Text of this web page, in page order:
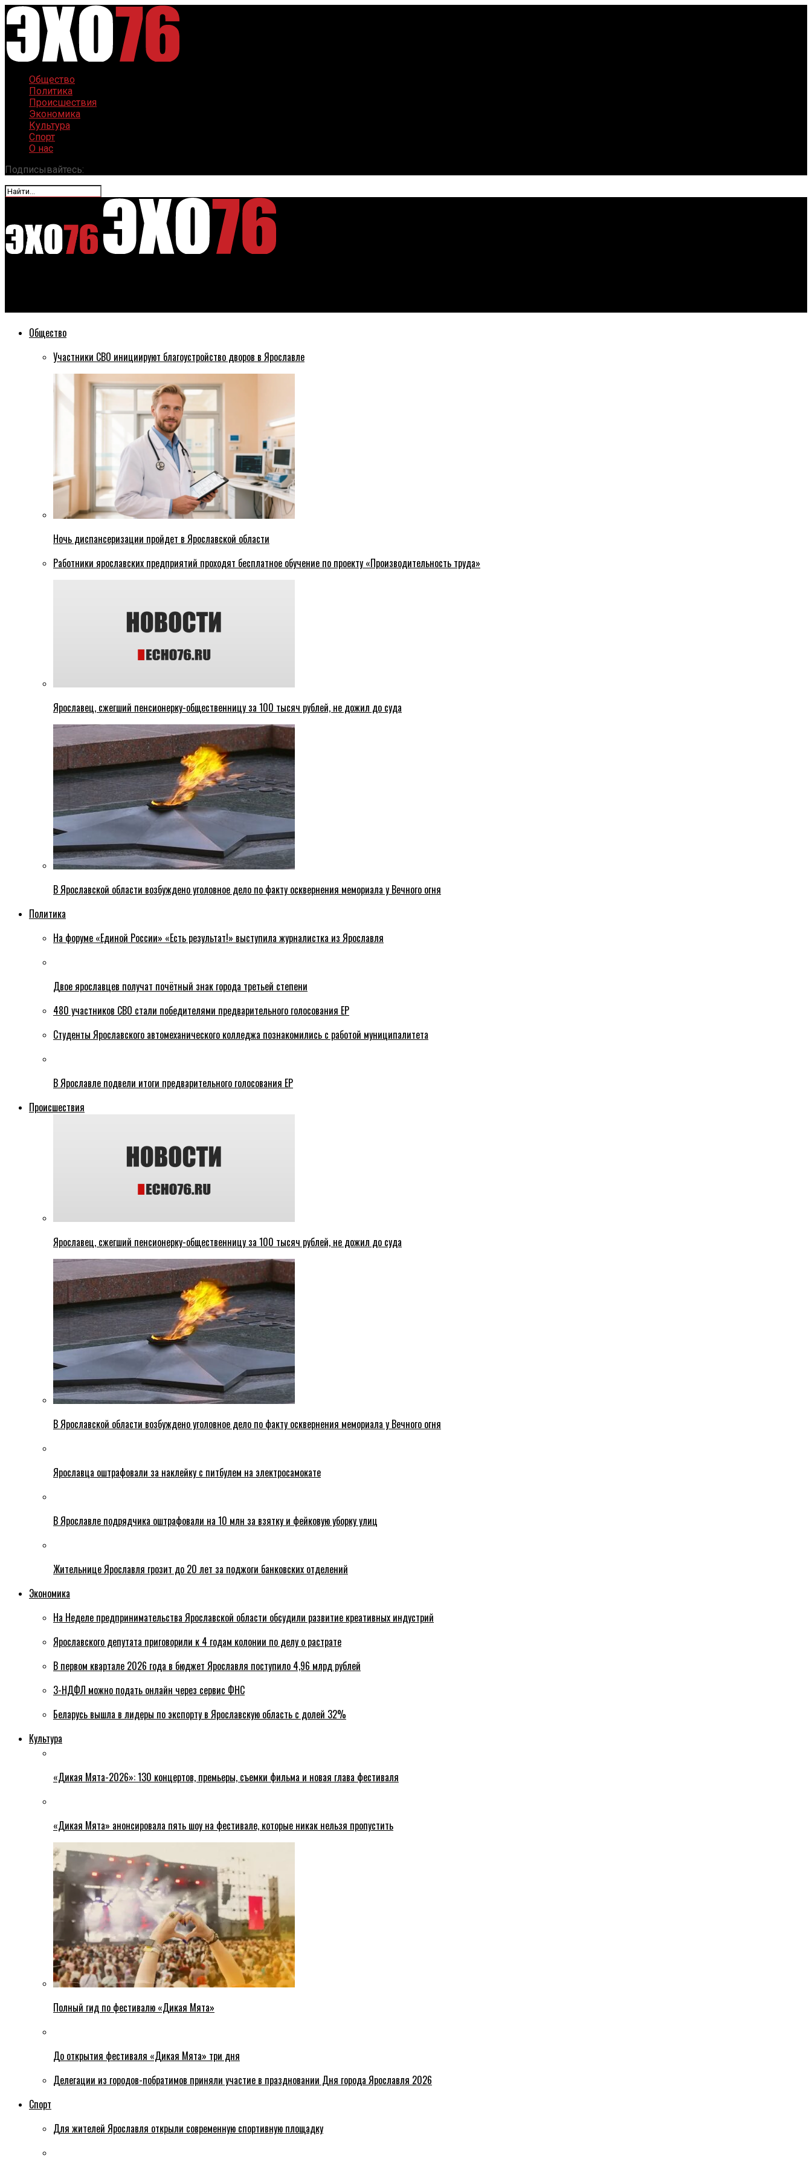
Общество
Политика
Происшествия
Экономика
Культура
Спорт
О нас
Подписывайтесь:
Общество
Участники СВО инициируют благоустройство дворов в Ярославле
Ночь диспансеризации пройдет в Ярославской области
Работники ярославских предприятий проходят бесплатное обучение по проекту «Производительность труда»
Ярославец, сжегший пенсионерку-общественницу за 100 тысяч рублей, не дожил до суда
В Ярославской области возбуждено уголовное дело по факту осквернения мемориала у Вечного огня
Политика
На форуме «Единой России» «Есть результат!» выступила журналистка из Ярославля
Двое ярославцев получат почётный знак города третьей степени
480 участников СВО стали победителями предварительного голосования ЕР
Студенты Ярославского автомеханического колледжа познакомились с работой муниципалитета
В Ярославле подвели итоги предварительного голосования ЕР
Происшествия
Ярославец, сжегший пенсионерку-общественницу за 100 тысяч рублей, не дожил до суда
В Ярославской области возбуждено уголовное дело по факту осквернения мемориала у Вечного огня
Ярославца оштрафовали за наклейку с питбулем на электросамокате
В Ярославле подрядчика оштрафовали на 10 млн за взятку и фейковую уборку улиц
Жительнице Ярославля грозит до 20 лет за поджоги банковских отделений
Экономика
На Неделе предпринимательства Ярославской области обсудили развитие креативных индустрий
Ярославского депутата приговорили к 4 годам колонии по делу о растрате
В первом квартале 2026 года в бюджет Ярославля поступило 4,96 млрд рублей
3-НДФЛ можно подать онлайн через сервис ФНС
Беларусь вышла в лидеры по экспорту в Ярославскую область с долей 32%
Культура
«Дикая Мята-2026»: 130 концертов, премьеры, съемки фильма и новая глава фестиваля
«Дикая Мята» анонсировала пять шоу на фестивале, которые никак нельзя пропустить
Полный гид по фестивалю «Дикая Мята»
До открытия фестиваля «Дикая Мята» три дня
Делегации из городов-побратимов приняли участие в праздновании Дня города Ярославля 2026
Спорт
Для жителей Ярославля открыли современную спортивную площадку